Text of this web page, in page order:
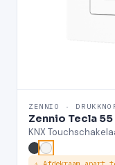
ZENNIO ·
Zennio Tecla
KNX